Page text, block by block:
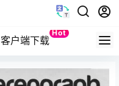
客户端下载
Hot
Quest